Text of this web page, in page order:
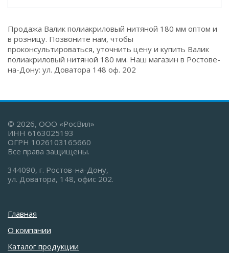
Продажа Валик полиакриловый нитяной 180 мм оптом и
в розницу. Позвоните нам, чтобы
проконсультироваться, уточнить цену и купить Валик
полиакриловый нитяной 180 мм. Наш магазин в Ростове-
на-Дону: ул. Доватора 148 оф. 202
© 2026, ООО «РосВил»
ИНН 6163025193
ОГРН 1026103165660
Все права защищены.
344090, г. Ростов-на-Дону,
ул. Доватора, 148, офис 202.
Главная
О компании
Каталог продукции